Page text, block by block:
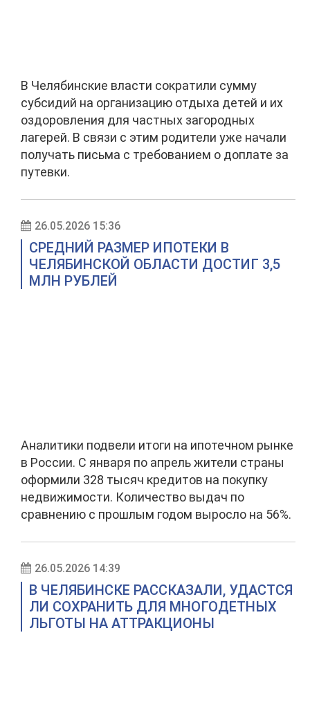
В Челябинские власти сократили сумму
субсидий на организацию отдыха детей и их
оздоровления для частных загородных
лагерей. В связи с этим родители уже начали
получать письма с требованием о доплате за
путевки.
26.05.2026 15:36
СРЕДНИЙ РАЗМЕР ИПОТЕКИ В
ЧЕЛЯБИНСКОЙ ОБЛАСТИ ДОСТИГ 3,5
МЛН РУБЛЕЙ
Аналитики подвели итоги на ипотечном рынке
в России. С января по апрель жители страны
оформили 328 тысяч кредитов на покупку
недвижимости. Количество выдач по
сравнению с прошлым годом выросло на 56%.
26.05.2026 14:39
В ЧЕЛЯБИНСКЕ РАССКАЗАЛИ, УДАСТСЯ
ЛИ СОХРАНИТЬ ДЛЯ МНОГОДЕТНЫХ
ЛЬГОТЫ НА АТТРАКЦИОНЫ